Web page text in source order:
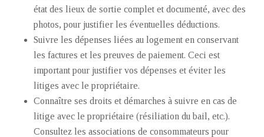
état des lieux de sortie complet et documenté, avec des
photos, pour justifier les éventuelles déductions.
Suivre les dépenses liées au logement en conservant
les factures et les preuves de paiement. Ceci est
important pour justifier vos dépenses et éviter les
litiges avec le propriétaire.
Connaître ses droits et démarches à suivre en cas de
litige avec le propriétaire (résiliation du bail, etc.).
Consultez les associations de consommateurs pour